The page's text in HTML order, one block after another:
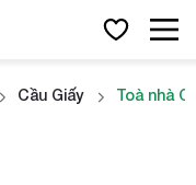
Cầu Giấy Toà nhà